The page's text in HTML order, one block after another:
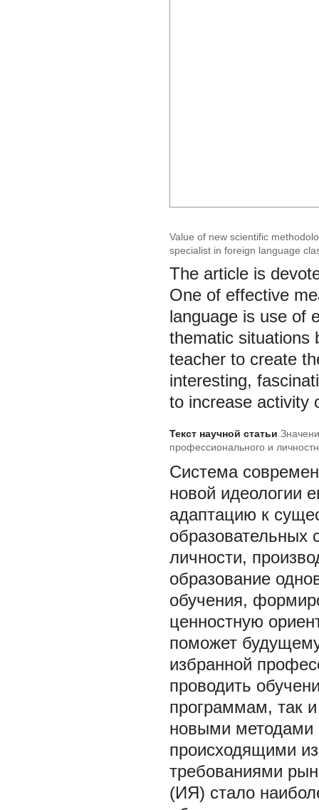
Value of new scientific
specialist in foreign language
The article is
One of effective
language is use of
thematic situations
teacher to create
interesting,
to increase activity
Текст научной статьи
профессионального и
Система
новой идеологии
адаптацию к
образовательных
личности,
образование
обучения,
ценностную
поможет
избранной
проводить
программам, так
новыми методами
происходящими
требованиями
(ИЯ) стало